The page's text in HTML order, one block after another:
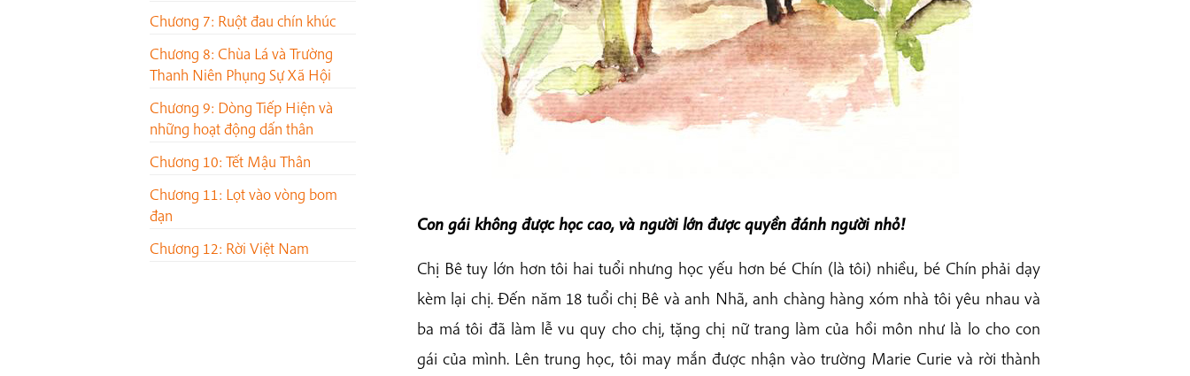
Chương 7: Ruột đau chín khúc
Chương 8: Chùa Lá và Trường
Thanh Niên Phụng Sự Xã Hội
Chương 9: Dòng Tiếp Hiện và
những hoạt động dấn thân
Chương 10: Tết Mậu Thân
Chương 11: Lọt vào vòng bom
đạn
Chương 12: Rời Việt Nam
Con gái không được học cao, và người lớn được quyền đánh người nhỏ!
Chị Bê tuy lớn hơn tôi hai tuổi nhưng học yếu hơn bé Chín (là tôi) nhiều, bé Chín phải dạy
kèm lại chị. Đến năm 18 tuổi chị Bê và anh Nhã, anh chàng hàng xóm nhà tôi yêu nhau và
ba má tôi đã làm lễ vu quy cho chị, tặng chị nữ trang làm của hồi môn như là lo cho con
gái của mình. Lên trung học, tôi may mắn được nhận vào trường Marie Curie và rời thành